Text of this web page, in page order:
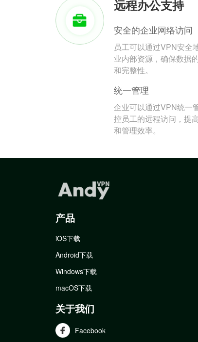
远程办公支持
安全的企业网络访问
员工可以通过VPN安全
业内部资源，确保数据
和完整性。
统一管理
企业可以通过VPN统一
控员工的远程访问，提
和管理效率。
产品
iOS下载
Android下载
Windows下载
macOS下载
关于我们
Facebook